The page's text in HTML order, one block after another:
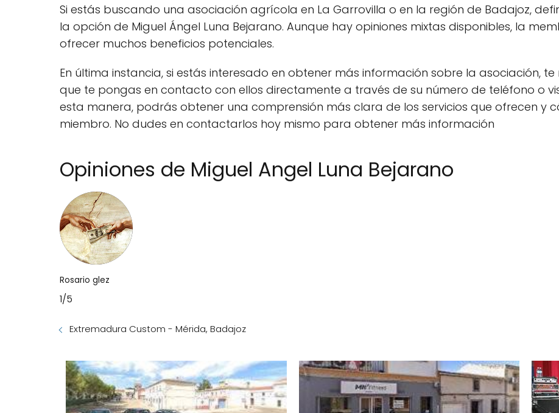
Si estás buscando una asociación agrícola en La Garrovilla o en la región de Badajoz,
la opción de Miguel Ángel Luna Bejarano. Aunque hay opiniones mixtas disponibles, la
ofrecer muchos beneficios potenciales.
En última instancia, si estás interesado en obtener más información sobre la asociación,
que te pongas en contacto con ellos directamente a través de su número de teléfono o
esta manera, podrás obtener una comprensión más clara de los servicios que ofrecen y
miembro. No dudes en contactarlos hoy mismo para obtener más información
Opiniones de Miguel Angel Luna Bejarano
Rosario glez
1/5
Extremadura Custom - Mérida, Badajoz